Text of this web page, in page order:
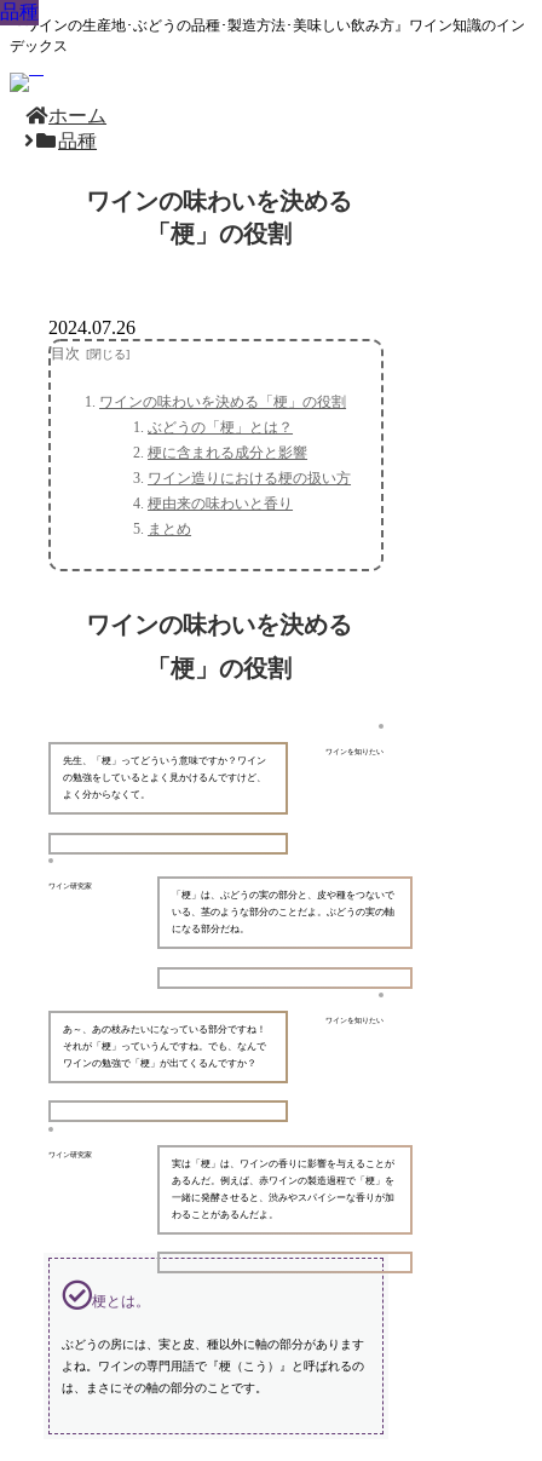
『ワインの生産地･ぶどうの品種･製造方法･美味しい飲み方』ワイン知識のイン
デックス
ホーム
品種
ワインの味わいを決める
「梗」の役割
品種
2024.07.26
目次
ワインの味わいを決める「梗」の役割
ぶどうの「梗」とは？
梗に含まれる成分と影響
ワイン造りにおける梗の扱い方
梗由来の味わいと香り
まとめ
ワインの味わいを決める
「梗」の役割
ワインを知りたい
先生、「梗」ってどういう意味ですか？ワイン
の勉強をしているとよく見かけるんですけど、
よく分からなくて。
ワイン研究家
「梗」は、ぶどうの実の部分と、皮や種をつないで
いる、茎のような部分のことだよ。ぶどうの実の軸
になる部分だね。
ワインを知りたい
あ～、あの枝みたいになっている部分ですね！
それが「梗」っていうんですね。でも、なんで
ワインの勉強で「梗」が出てくるんですか？
ワイン研究家
実は「梗」は、ワインの香りに影響を与えることが
あるんだ。例えば、赤ワインの製造過程で「梗」を
一緒に発酵させると、渋みやスパイシーな香りが加
わることがあるんだよ。
梗とは。
ぶどうの房には、実と皮、種以外に軸の部分があります
よね。ワインの専門用語で『梗（こう）』と呼ばれるの
は、まさにその軸の部分のことです。
品種
品種
品種
品種
品種
品種
品種
品種